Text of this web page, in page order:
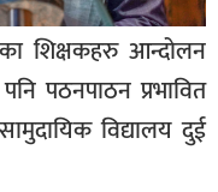
शिक्षकहरु आन्दोलन
पठनपाठन प्रभावित
विद्यालय दुई